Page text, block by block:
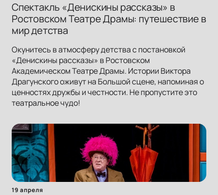
Спектакль «Денискины рассказы» в
Ростовском Театре Драмы: путешествие в
мир детства
Окунитесь в атмосферу детства с постановкой
«Денискины рассказы» в Ростовском
Академическом Театре Драмы. Истории Виктора
Драгунского оживут на Большой сцене, напоминая о
ценностях дружбы и честности. Не пропустите это
театральное чудо!
19 апреля